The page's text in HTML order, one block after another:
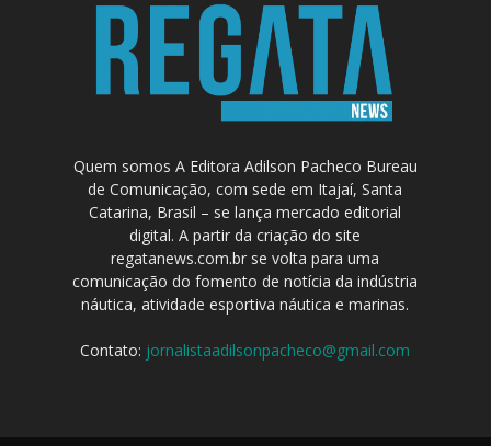
Quem somos A Editora Adilson Pacheco Bureau
de Comunicação, com sede em Itajaí, Santa
Catarina, Brasil – se lança mercado editorial
digital. A partir da criação do site
regatanews.com.br se volta para uma
comunicação do fomento de notícia da indústria
náutica, atividade esportiva náutica e marinas.
Contato: jornalistaadilsonpacheco@gmail.com